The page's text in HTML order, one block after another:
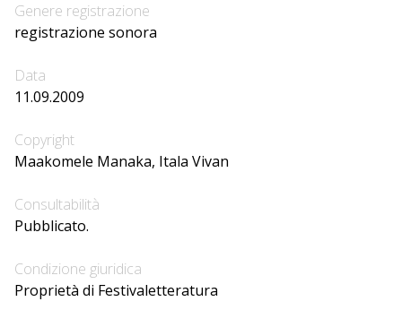
Genere registrazione
registrazione sonora
Data
11.09.2009
Copyright
Maakomele Manaka, Itala Vivan
Consultabilità
Pubblicato.
Condizione giuridica
Proprietà di Festivaletteratura